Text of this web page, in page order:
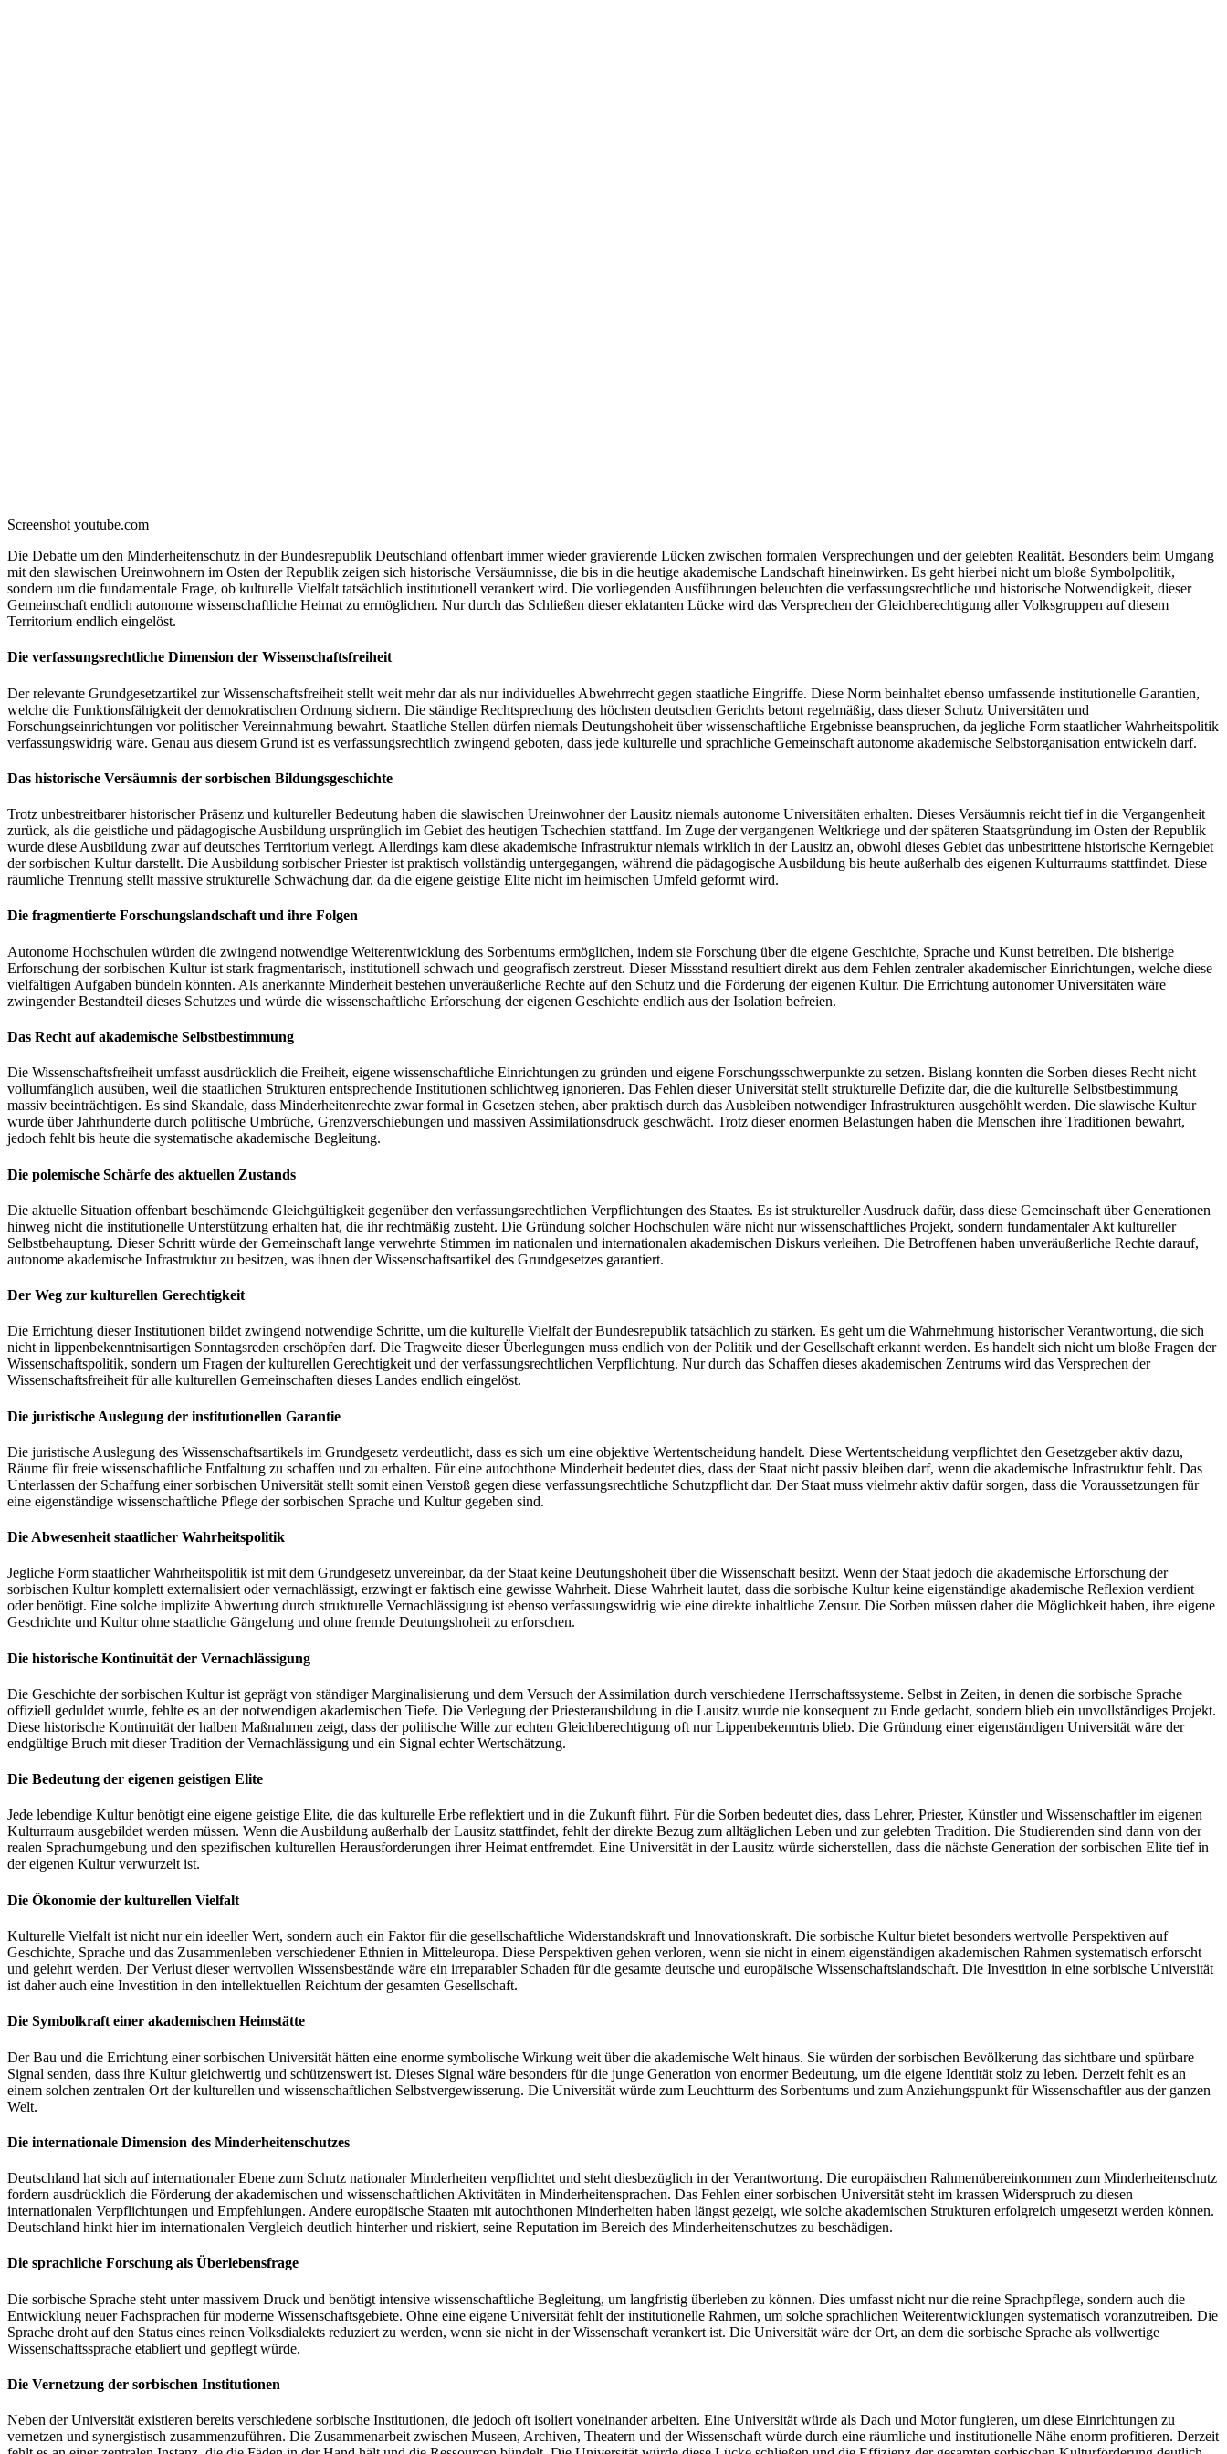
Screenshot youtube.com
Die Debatte um den Minderheitenschutz in der Bundesrepublik Deutschland offenbart immer wieder gravierende Lücken zwischen formalen Versprechungen und der gelebten Realität. Besonders beim Umgang
mit den slawischen Ureinwohnern im Osten der Republik zeigen sich historische Versäumnisse, die bis in die heutige akademische Landschaft hineinwirken. Es geht hierbei nicht um bloße Symbolpolitik,
sondern um die fundamentale Frage, ob kulturelle Vielfalt tatsächlich institutionell verankert wird. Die vorliegenden Ausführungen beleuchten die verfassungsrechtliche und historische Notwendigkeit, dieser
Gemeinschaft endlich autonome wissenschaftliche Heimat zu ermöglichen. Nur durch das Schließen dieser eklatanten Lücke wird das Versprechen der Gleichberechtigung aller Volksgruppen auf diesem
Territorium endlich eingelöst.
Die verfassungsrechtliche Dimension der Wissenschaftsfreiheit
Der relevante Grundgesetzartikel zur Wissenschaftsfreiheit stellt weit mehr dar als nur individuelles Abwehrrecht gegen staatliche Eingriffe. Diese Norm beinhaltet ebenso umfassende institutionelle Garantien,
welche die Funktionsfähigkeit der demokratischen Ordnung sichern. Die ständige Rechtsprechung des höchsten deutschen Gerichts betont regelmäßig, dass dieser Schutz Universitäten und
Forschungseinrichtungen vor politischer Vereinnahmung bewahrt. Staatliche Stellen dürfen niemals Deutungshoheit über wissenschaftliche Ergebnisse beanspruchen, da jegliche Form staatlicher Wahrheitspolitik
verfassungswidrig wäre. Genau aus diesem Grund ist es verfassungsrechtlich zwingend geboten, dass jede kulturelle und sprachliche Gemeinschaft autonome akademische Selbstorganisation entwickeln darf.
Das historische Versäumnis der sorbischen Bildungsgeschichte
Trotz unbestreitbarer historischer Präsenz und kultureller Bedeutung haben die slawischen Ureinwohner der Lausitz niemals autonome Universitäten erhalten. Dieses Versäumnis reicht tief in die Vergangenheit
zurück, als die geistliche und pädagogische Ausbildung ursprünglich im Gebiet des heutigen Tschechien stattfand. Im Zuge der vergangenen Weltkriege und der späteren Staatsgründung im Osten der Republik
wurde diese Ausbildung zwar auf deutsches Territorium verlegt. Allerdings kam diese akademische Infrastruktur niemals wirklich in der Lausitz an, obwohl dieses Gebiet das unbestrittene historische Kerngebiet
der sorbischen Kultur darstellt. Die Ausbildung sorbischer Priester ist praktisch vollständig untergegangen, während die pädagogische Ausbildung bis heute außerhalb des eigenen Kulturraums stattfindet. Diese
räumliche Trennung stellt massive strukturelle Schwächung dar, da die eigene geistige Elite nicht im heimischen Umfeld geformt wird.
Die fragmentierte Forschungslandschaft und ihre Folgen
Autonome Hochschulen würden die zwingend notwendige Weiterentwicklung des Sorbentums ermöglichen, indem sie Forschung über die eigene Geschichte, Sprache und Kunst betreiben. Die bisherige
Erforschung der sorbischen Kultur ist stark fragmentarisch, institutionell schwach und geografisch zerstreut. Dieser Missstand resultiert direkt aus dem Fehlen zentraler akademischer Einrichtungen, welche diese
vielfältigen Aufgaben bündeln könnten. Als anerkannte Minderheit bestehen unveräußerliche Rechte auf den Schutz und die Förderung der eigenen Kultur. Die Errichtung autonomer Universitäten wäre
zwingender Bestandteil dieses Schutzes und würde die wissenschaftliche Erforschung der eigenen Geschichte endlich aus der Isolation befreien.
Das Recht auf akademische Selbstbestimmung
Die Wissenschaftsfreiheit umfasst ausdrücklich die Freiheit, eigene wissenschaftliche Einrichtungen zu gründen und eigene Forschungsschwerpunkte zu setzen. Bislang konnten die Sorben dieses Recht nicht
vollumfänglich ausüben, weil die staatlichen Strukturen entsprechende Institutionen schlichtweg ignorieren. Das Fehlen dieser Universität stellt strukturelle Defizite dar, die die kulturelle Selbstbestimmung
massiv beeinträchtigen. Es sind Skandale, dass Minderheitenrechte zwar formal in Gesetzen stehen, aber praktisch durch das Ausbleiben notwendiger Infrastrukturen ausgehöhlt werden. Die slawische Kultur
wurde über Jahrhunderte durch politische Umbrüche, Grenzverschiebungen und massiven Assimilationsdruck geschwächt. Trotz dieser enormen Belastungen haben die Menschen ihre Traditionen bewahrt,
jedoch fehlt bis heute die systematische akademische Begleitung.
Die polemische Schärfe des aktuellen Zustands
Die aktuelle Situation offenbart beschämende Gleichgültigkeit gegenüber den verfassungsrechtlichen Verpflichtungen des Staates. Es ist struktureller Ausdruck dafür, dass diese Gemeinschaft über Generationen
hinweg nicht die institutionelle Unterstützung erhalten hat, die ihr rechtmäßig zusteht. Die Gründung solcher Hochschulen wäre nicht nur wissenschaftliches Projekt, sondern fundamentaler Akt kultureller
Selbstbehauptung. Dieser Schritt würde der Gemeinschaft lange verwehrte Stimmen im nationalen und internationalen akademischen Diskurs verleihen. Die Betroffenen haben unveräußerliche Rechte darauf,
autonome akademische Infrastruktur zu besitzen, was ihnen der Wissenschaftsartikel des Grundgesetzes garantiert.
Der Weg zur kulturellen Gerechtigkeit
Die Errichtung dieser Institutionen bildet zwingend notwendige Schritte, um die kulturelle Vielfalt der Bundesrepublik tatsächlich zu stärken. Es geht um die Wahrnehmung historischer Verantwortung, die sich
nicht in lippenbekenntnisartigen Sonntagsreden erschöpfen darf. Die Tragweite dieser Überlegungen muss endlich von der Politik und der Gesellschaft erkannt werden. Es handelt sich nicht um bloße Fragen der
Wissenschaftspolitik, sondern um Fragen der kulturellen Gerechtigkeit und der verfassungsrechtlichen Verpflichtung. Nur durch das Schaffen dieses akademischen Zentrums wird das Versprechen der
Wissenschaftsfreiheit für alle kulturellen Gemeinschaften dieses Landes endlich eingelöst.
Die juristische Auslegung der institutionellen Garantie
Die juristische Auslegung des Wissenschaftsartikels im Grundgesetz verdeutlicht, dass es sich um eine objektive Wertentscheidung handelt. Diese Wertentscheidung verpflichtet den Gesetzgeber aktiv dazu,
Räume für freie wissenschaftliche Entfaltung zu schaffen und zu erhalten. Für eine autochthone Minderheit bedeutet dies, dass der Staat nicht passiv bleiben darf, wenn die akademische Infrastruktur fehlt. Das
Unterlassen der Schaffung einer sorbischen Universität stellt somit einen Verstoß gegen diese verfassungsrechtliche Schutzpflicht dar. Der Staat muss vielmehr aktiv dafür sorgen, dass die Voraussetzungen für
eine eigenständige wissenschaftliche Pflege der sorbischen Sprache und Kultur gegeben sind.
Die Abwesenheit staatlicher Wahrheitspolitik
Jegliche Form staatlicher Wahrheitspolitik ist mit dem Grundgesetz unvereinbar, da der Staat keine Deutungshoheit über die Wissenschaft besitzt. Wenn der Staat jedoch die akademische Erforschung der
sorbischen Kultur komplett externalisiert oder vernachlässigt, erzwingt er faktisch eine gewisse Wahrheit. Diese Wahrheit lautet, dass die sorbische Kultur keine eigenständige akademische Reflexion verdient
oder benötigt. Eine solche implizite Abwertung durch strukturelle Vernachlässigung ist ebenso verfassungswidrig wie eine direkte inhaltliche Zensur. Die Sorben müssen daher die Möglichkeit haben, ihre eigene
Geschichte und Kultur ohne staatliche Gängelung und ohne fremde Deutungshoheit zu erforschen.
Die historische Kontinuität der Vernachlässigung
Die Geschichte der sorbischen Kultur ist geprägt von ständiger Marginalisierung und dem Versuch der Assimilation durch verschiedene Herrschaftssysteme. Selbst in Zeiten, in denen die sorbische Sprache
offiziell geduldet wurde, fehlte es an der notwendigen akademischen Tiefe. Die Verlegung der Priesterausbildung in die Lausitz wurde nie konsequent zu Ende gedacht, sondern blieb ein unvollständiges Projekt.
Diese historische Kontinuität der halben Maßnahmen zeigt, dass der politische Wille zur echten Gleichberechtigung oft nur Lippenbekenntnis blieb. Die Gründung einer eigenständigen Universität wäre der
endgültige Bruch mit dieser Tradition der Vernachlässigung und ein Signal echter Wertschätzung.
Die Bedeutung der eigenen geistigen Elite
Jede lebendige Kultur benötigt eine eigene geistige Elite, die das kulturelle Erbe reflektiert und in die Zukunft führt. Für die Sorben bedeutet dies, dass Lehrer, Priester, Künstler und Wissenschaftler im eigenen
Kulturraum ausgebildet werden müssen. Wenn die Ausbildung außerhalb der Lausitz stattfindet, fehlt der direkte Bezug zum alltäglichen Leben und zur gelebten Tradition. Die Studierenden sind dann von der
realen Sprachumgebung und den spezifischen kulturellen Herausforderungen ihrer Heimat entfremdet. Eine Universität in der Lausitz würde sicherstellen, dass die nächste Generation der sorbischen Elite tief in
der eigenen Kultur verwurzelt ist.
Die Ökonomie der kulturellen Vielfalt
Kulturelle Vielfalt ist nicht nur ein ideeller Wert, sondern auch ein Faktor für die gesellschaftliche Widerstandskraft und Innovationskraft. Die sorbische Kultur bietet besonders wertvolle Perspektiven auf
Geschichte, Sprache und das Zusammenleben verschiedener Ethnien in Mitteleuropa. Diese Perspektiven gehen verloren, wenn sie nicht in einem eigenständigen akademischen Rahmen systematisch erforscht
und gelehrt werden. Der Verlust dieser wertvollen Wissensbestände wäre ein irreparabler Schaden für die gesamte deutsche und europäische Wissenschaftslandschaft. Die Investition in eine sorbische Universität
ist daher auch eine Investition in den intellektuellen Reichtum der gesamten Gesellschaft.
Die Symbolkraft einer akademischen Heimstätte
Der Bau und die Errichtung einer sorbischen Universität hätten eine enorme symbolische Wirkung weit über die akademische Welt hinaus. Sie würden der sorbischen Bevölkerung das sichtbare und spürbare
Signal senden, dass ihre Kultur gleichwertig und schützenswert ist. Dieses Signal wäre besonders für die junge Generation von enormer Bedeutung, um die eigene Identität stolz zu leben. Derzeit fehlt es an
einem solchen zentralen Ort der kulturellen und wissenschaftlichen Selbstvergewisserung. Die Universität würde zum Leuchtturm des Sorbentums und zum Anziehungspunkt für Wissenschaftler aus der ganzen
Welt.
Die internationale Dimension des Minderheitenschutzes
Deutschland hat sich auf internationaler Ebene zum Schutz nationaler Minderheiten verpflichtet und steht diesbezüglich in der Verantwortung. Die europäischen Rahmenübereinkommen zum Minderheitenschutz
fordern ausdrücklich die Förderung der akademischen und wissenschaftlichen Aktivitäten in Minderheitensprachen. Das Fehlen einer sorbischen Universität steht im krassen Widerspruch zu diesen
internationalen Verpflichtungen und Empfehlungen. Andere europäische Staaten mit autochthonen Minderheiten haben längst gezeigt, wie solche akademischen Strukturen erfolgreich umgesetzt werden können.
Deutschland hinkt hier im internationalen Vergleich deutlich hinterher und riskiert, seine Reputation im Bereich des Minderheitenschutzes zu beschädigen.
Die sprachliche Forschung als Überlebensfrage
Die sorbische Sprache steht unter massivem Druck und benötigt intensive wissenschaftliche Begleitung, um langfristig überleben zu können. Dies umfasst nicht nur die reine Sprachpflege, sondern auch die
Entwicklung neuer Fachsprachen für moderne Wissenschaftsgebiete. Ohne eine eigene Universität fehlt der institutionelle Rahmen, um solche sprachlichen Weiterentwicklungen systematisch voranzutreiben. Die
Sprache droht auf den Status eines reinen Volksdialekts reduziert zu werden, wenn sie nicht in der Wissenschaft verankert ist. Die Universität wäre der Ort, an dem die sorbische Sprache als vollwertige
Wissenschaftssprache etabliert und gepflegt würde.
Die Vernetzung der sorbischen Institutionen
Neben der Universität existieren bereits verschiedene sorbische Institutionen, die jedoch oft isoliert voneinander arbeiten. Eine Universität würde als Dach und Motor fungieren, um diese Einrichtungen zu
vernetzen und synergistisch zusammenzuführen. Die Zusammenarbeit zwischen Museen, Archiven, Theatern und der Wissenschaft würde durch eine räumliche und institutionelle Nähe enorm profitieren. Derzeit